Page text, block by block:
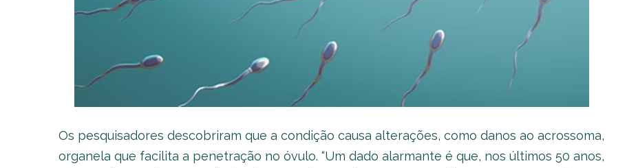
Os pesquisadores descobriram que a condição causa alterações, como danos ao acrossoma,
organela que facilita a penetração no óvulo. “Um dado alarmante é que, nos últimos 50 anos,